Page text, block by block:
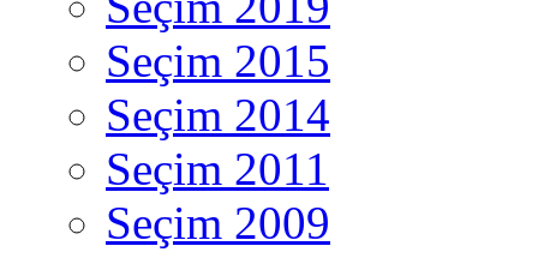
Seçim 2015
Seçim 2014
Seçim 2011
Seçim 2009